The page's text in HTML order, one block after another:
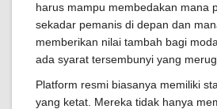
harus mampu membedakan mana
sekadar pemanis di depan dan
memberikan nilai tambah bagi
ada syarat tersembunyi yang
Platform resmi biasanya memiliki
yang ketat. Mereka tidak hanya